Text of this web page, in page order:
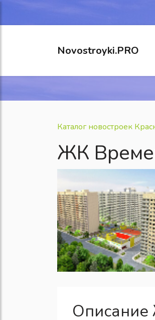
Novostroyki.PRO
Каталог новостроек
ЖК